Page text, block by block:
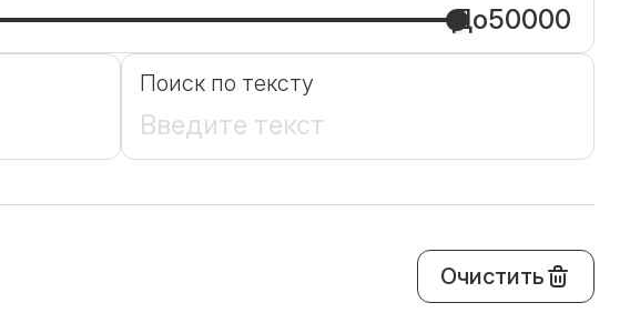
До50000
Поиск по тексту
Очистить